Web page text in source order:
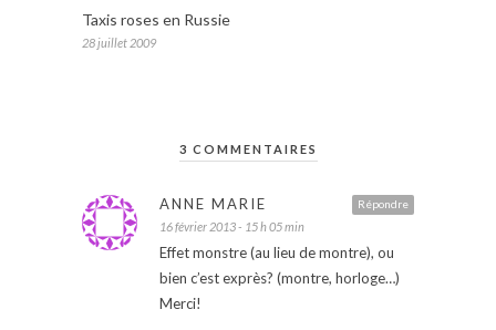
Taxis roses en Russie
28 juillet 2009
3 COMMENTAIRES
Répondre
ANNE MARIE
16 février 2013 - 15 h 05 min
Effet monstre (au lieu de montre), ou
bien c’est exprès? (montre, horloge…)
Merci!